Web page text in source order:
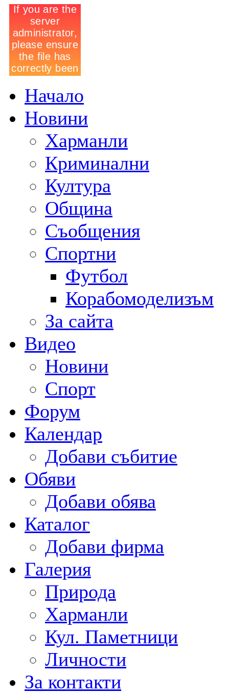
Начало
Новини
Харманли
Криминални
Култура
Община
Съобщения
Спортни
Футбол
Корабомоделизъм
За сайта
Видео
Новини
Спорт
Форум
Календар
Добави събитие
Обяви
Добави обява
Каталог
Добави фирма
Галерия
Природа
Харманли
Кул. Паметници
Личности
За контакти